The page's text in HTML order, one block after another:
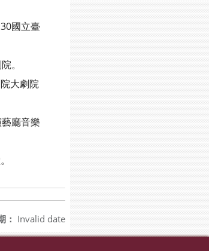
國立臺
。
大劇院
廳音樂
： Invalid date